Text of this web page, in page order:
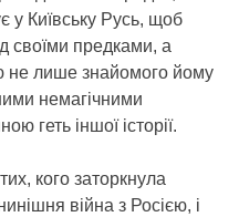
у Київську Русь, щоб
своїми предками, а
не лише знайомого йому
немагічними
геть іншої історії.
кого заторкнула
війна з Росією, і